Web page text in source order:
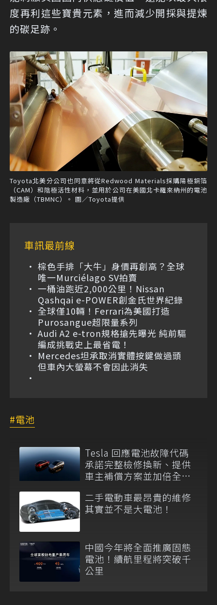
度再利這些寶貴元素，進而減少開採與提煉
的碳足跡。
Toyota北美分公司也同意將從Redwood Materials採購陽極銅箔
（CAM）和陰極活性材料，並用於公司在美國北卡羅來納州的電池
製造廠（TBMNC）。 圖／Toyota提供
車訊最前線
棕色手排「大牛」身價再創高？全球
唯一Murciélago SV拍賣
一桶油跑近2,000公里！Nissan
Qashqai e-POWER創金氏世界紀錄
全球僅10輛！Ferrari為美國打造
Purosangue超限量系列
Audi A2 e-tron規格搶先曝光 純前驅
編成挑戰史上最省電！
Mercedes坦承取消實體按鍵做過頭
但車內大螢幕不會因此消失
電池
Tesla 回應電池故障代碼
承諾完整檢修換新、提供
車主補償方案並加倍全台
二手電動車最昂貴的維修
其實並不是大電池！
中國今年將全面推廣固態
電池！續航里程將突破千
公里